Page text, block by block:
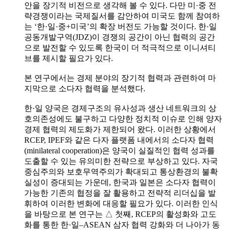
안을 장기적 비전으로 생각해 볼 수 있다. 다만 미·중 전
략경쟁이라는 국제질서를 감안하여 미국도 함께 참여하
는 ‘한·일·중+미국’의 확장 버전도 가능할 것이다. 한·일
공동개발구역(JDZ)이 경쟁의 공간이 아닌 협력의 공간
으로 발전할 수 있도록 한국이 더 적극적으로 이니셔티
브를 제시할 필요가 있다.
본 연구에서는 경제 분야의 장기적 협력과 관련하여 마
지막으로 소다자 협력을 분석했다.
한·일 양국은 경제구조의 유사성과 생산 네트워크의 상
호의존성에도 불구하고 다양한 정치적 이슈로 인해 양자
경제 협력의 제도화가 제한되어 왔다. 이러한 상황에서
RCEP, IPEF와 같은 다자 플랫폼 내에서의 소다자 협력
(minilateral cooperation)은 양국이 실질적인 협력 성과를
도출할 수 있는 유의미한 전략으로 부상하고 있다. 자국
중심주의와 보호무역주의가 확대되고 통상환경의 불확
실성이 증대되는 가운데, 한국과 일본은 소다자 협력이
가능한 기존의 협정을 잘 활용하고 전략적 리더십을 발
휘하여 이러한 변화에 대응할 필요가 있다. 이러한 인식
을 바탕으로 본 연구는 △ 첫째, RCEP의 활성화와 고도
화를 통한 한·일–ASEAN 삼자 협력 강화와 더 나아가 동